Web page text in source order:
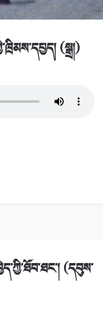
(སྒྲ།)
(དབུས་